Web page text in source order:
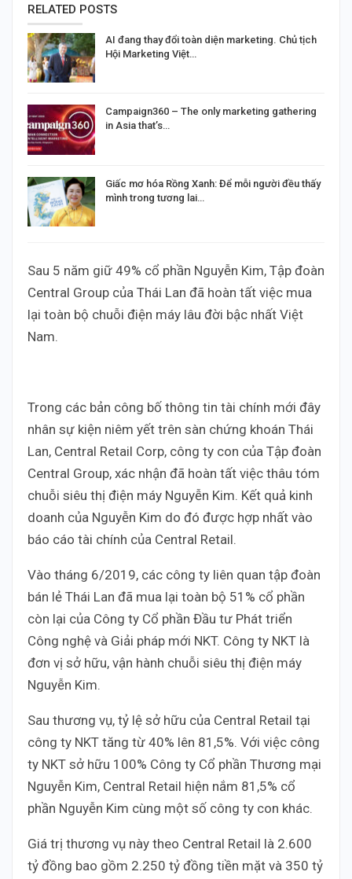
RELATED POSTS
AI đang thay đổi toàn diện marketing. Chủ tịch
Hội Marketing Việt…
Campaign360 – The only marketing gathering
in Asia that’s…
Giấc mơ hóa Rồng Xanh: Để mỗi người đều thấy
mình trong tương lai…
Sau 5 năm giữ 49% cổ phần Nguyễn Kim, Tập đoàn
Central Group của Thái Lan đã hoàn tất việc mua
lại toàn bộ chuỗi điện máy lâu đời bậc nhất Việt
Nam.
Trong các bản công bố thông tin tài chính mới đây
nhân sự kiện niêm yết trên sàn chứng khoán Thái
Lan, Central Retail Corp, công ty con của Tập đoàn
Central Group, xác nhận đã hoàn tất việc thâu tóm
chuỗi siêu thị điện máy Nguyễn Kim. Kết quả kinh
doanh của Nguyễn Kim do đó được hợp nhất vào
báo cáo tài chính của Central Retail.
Vào tháng 6/2019, các công ty liên quan tập đoàn
bán lẻ Thái Lan đã mua lại toàn bộ 51% cổ phần
còn lại của Công ty Cổ phần Đầu tư Phát triển
Công nghệ và Giải pháp mới NKT. Công ty NKT là
đơn vị sở hữu, vận hành chuỗi siêu thị điện máy
Nguyễn Kim.
Sau thương vụ, tỷ lệ sở hữu của Central Retail tại
công ty NKT tăng từ 40% lên 81,5%. Với việc công
ty NKT sở hữu 100% Công ty Cổ phần Thương mại
Nguyễn Kim, Central Retail hiện nắm 81,5% cổ
phần Nguyễn Kim cùng một số công ty con khác.
Giá trị thương vụ này theo Central Retail là 2.600
tỷ đồng bao gồm 2.250 tỷ đồng tiền mặt và 350 tỷ